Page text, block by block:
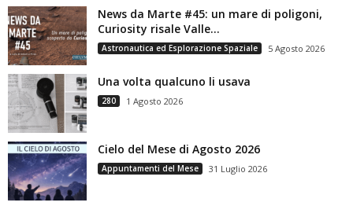
News da Marte #45: un mare di poligoni,
Curiosity risale Valle...
Astronautica ed Esplorazione Spaziale 5 Agosto 2026
Una volta qualcuno li usava
280 1 Agosto 2026
Cielo del Mese di Agosto 2026
Appuntamenti del Mese 31 Luglio 2026